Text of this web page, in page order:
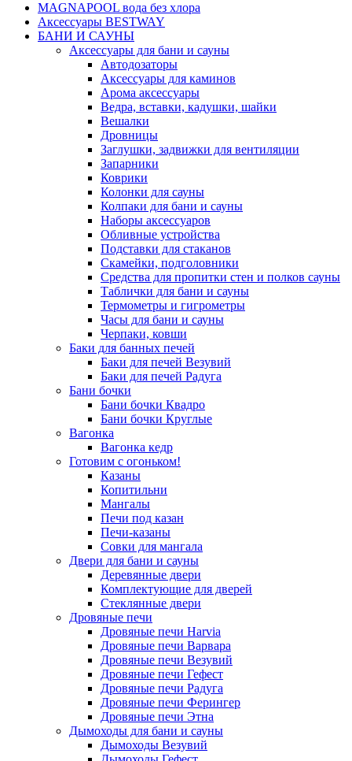
MAGNAPOOL вода без хлора
Аксессуары BESTWAY
БАНИ И САУНЫ
Аксессуары для бани и сауны
Автодозаторы
Аксессуары для каминов
Арома аксессуары
Ведра, вставки, кадушки, шайки
Вешалки
Дровницы
Заглушки, задвижки для вентиляции
Запарники
Коврики
Колонки для сауны
Колпаки для бани и сауны
Наборы аксессуаров
Обливные устройства
Подставки для стаканов
Скамейки, подголовники
Средства для пропитки стен и полков сауны
Таблички для бани и сауны
Термометры и гигрометры
Часы для бани и сауны
Черпаки, ковши
Баки для банных печей
Баки для печей Везувий
Баки для печей Радуга
Бани бочки
Бани бочки Квадро
Бани бочки Круглые
Вагонка
Вагонка кедр
Готовим с огоньком!
Казаны
Копитильни
Мангалы
Печи под казан
Печи-казаны
Совки для мангала
Двери для бани и сауны
Деревянные двери
Комплектующие для дверей
Стеклянные двери
Дровяные печи
Дровяные печи Harvia
Дровяные печи Варвара
Дровяные печи Везувий
Дровяные печи Гефест
Дровяные печи Радуга
Дровяные печи Ферингер
Дровяные печи Этна
Дымоходы для бани и сауны
Дымоходы Везувий